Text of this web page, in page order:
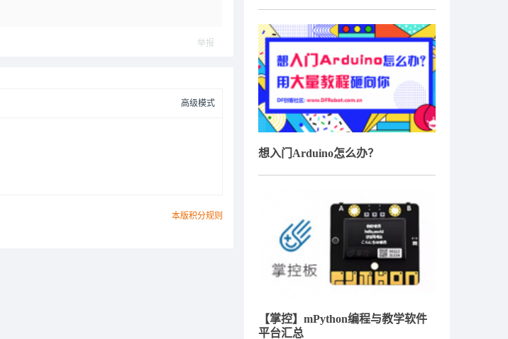
举报
高级模式
本版积分规则
想入门Arduino怎么办？
【掌控】mPython编程与教学软件
平台汇总